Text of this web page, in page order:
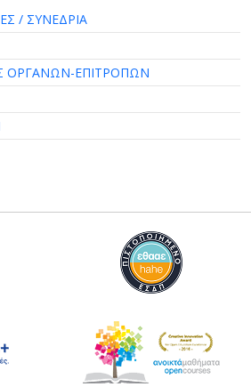
/ ΣΥΝΕΔΡΙΑ
ΟΡΓΑΝΩΝ-ΕΠΙΤΡΟΠΩΝ